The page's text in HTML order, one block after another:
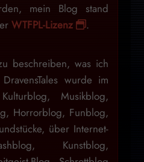
mein Blog stand
WTFPL-Lizenz .
beschreiben, was ich
wurde im
Musikblog,
Horrorblog, Funblog,
über Internet-
Kunstblog,